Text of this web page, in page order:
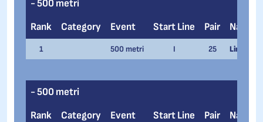
- 500 metri
Rank
Category Event Start Line Pair Name
1 500 metri I 25 Linda
- 500 metri
Rank
Category Event Start Line Pair Name